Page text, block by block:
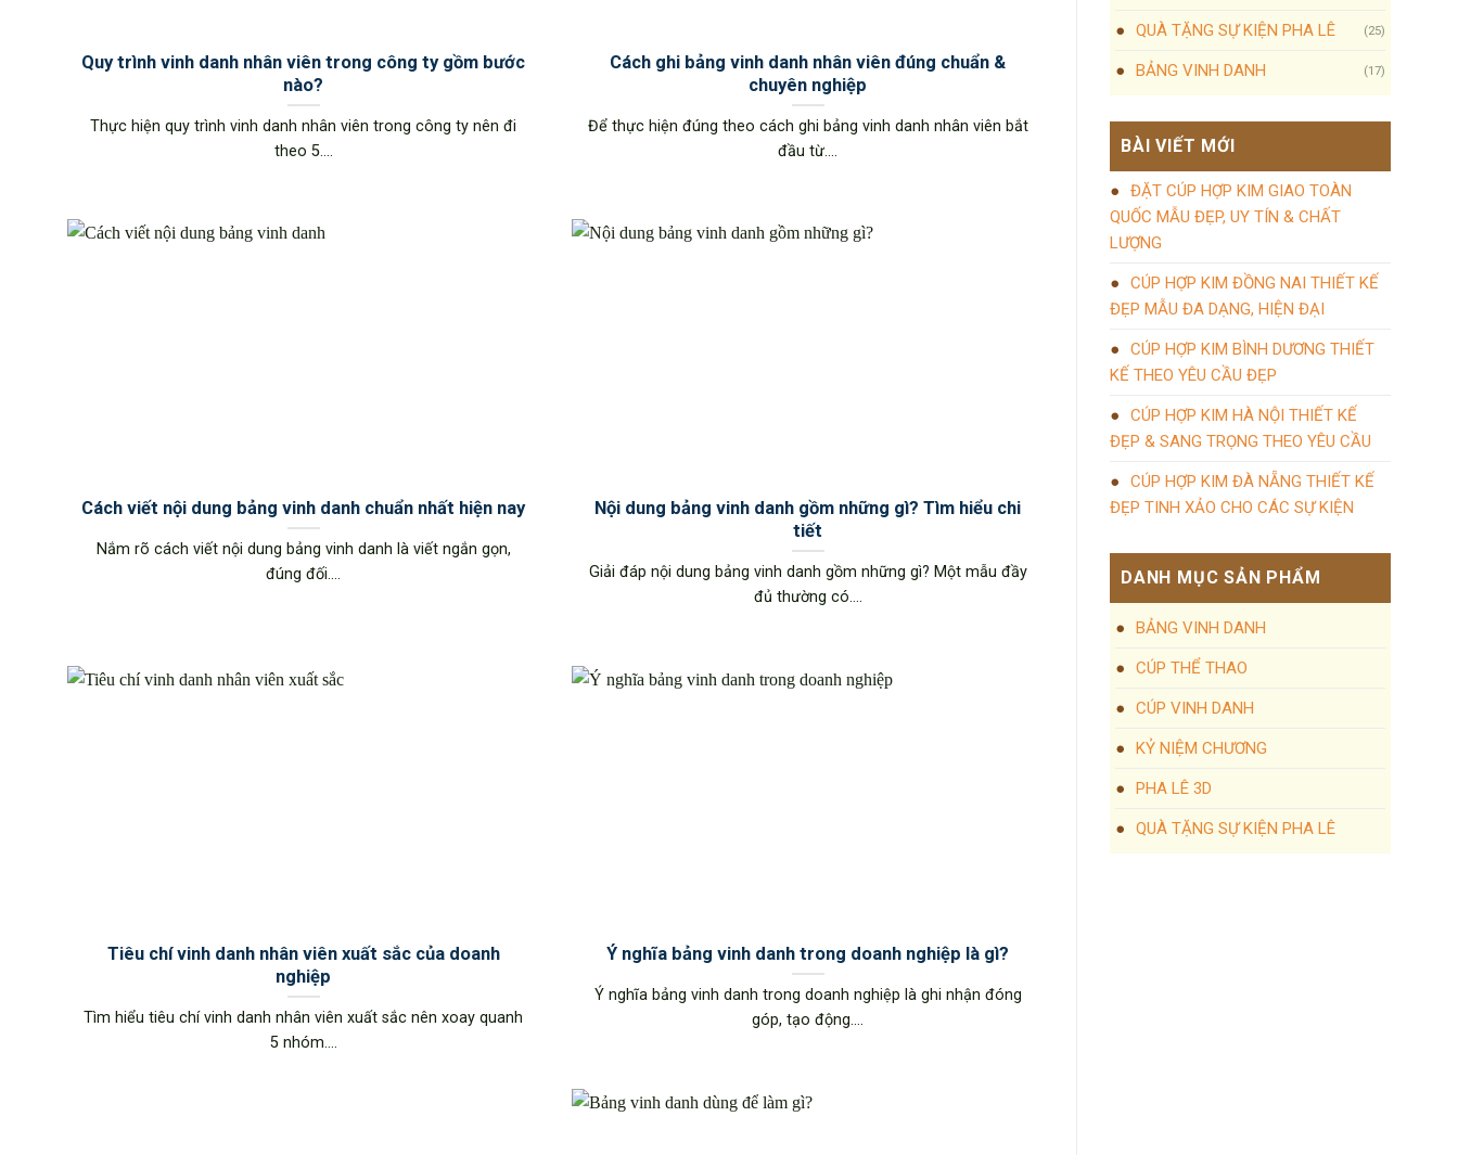
Quy trình vinh danh nhân viên trong công ty gồm bước
nào?
Thực hiện quy trình vinh danh nhân viên trong công ty nên đi
theo 5....
Cách ghi bảng vinh danh nhân viên đúng chuẩn &
chuyên nghiệp
Để thực hiện đúng theo cách ghi bảng vinh danh nhân viên bắt
đầu từ....
Cách viết nội dung bảng vinh danh chuẩn nhất hiện nay
Nắm rõ cách viết nội dung bảng vinh danh là viết ngắn gọn,
đúng đối....
Nội dung bảng vinh danh gồm những gì? Tìm hiểu chi
tiết
Giải đáp nội dung bảng vinh danh gồm những gì? Một mẫu đầy
đủ thường có....
Tiêu chí vinh danh nhân viên xuất sắc của doanh
nghiệp
Tìm hiểu tiêu chí vinh danh nhân viên xuất sắc nên xoay quanh
5 nhóm....
Ý nghĩa bảng vinh danh trong doanh nghiệp là gì?
Ý nghĩa bảng vinh danh trong doanh nghiệp là ghi nhận đóng
góp, tạo động....
QUÀ TẶNG SỰ KIỆN PHA LÊ (25)
BẢNG VINH DANH (17)
BÀI VIẾT MỚI
ĐẶT CÚP HỢP KIM GIAO TOÀN
QUỐC MẪU ĐẸP, UY TÍN & CHẤT
LƯỢNG
CÚP HỢP KIM ĐỒNG NAI THIẾT KẾ
ĐẸP MẪU ĐA DẠNG, HIỆN ĐẠI
CÚP HỢP KIM BÌNH DƯƠNG THIẾT
KẾ THEO YÊU CẦU ĐẸP
CÚP HỢP KIM HÀ NỘI THIẾT KẾ
ĐẸP & SANG TRỌNG THEO YÊU CẦU
CÚP HỢP KIM ĐÀ NẴNG THIẾT KẾ
ĐẸP TINH XẢO CHO CÁC SỰ KIỆN
DANH MỤC SẢN PHẨM
BẢNG VINH DANH
CÚP THỂ THAO
CÚP VINH DANH
KỶ NIỆM CHƯƠNG
PHA LÊ 3D
QUÀ TẶNG SỰ KIỆN PHA LÊ